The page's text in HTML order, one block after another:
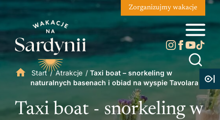
Zorganizujmy wakacje
Start/Atrakcje / Taxi boat – snorkeling w
naturalnych basenach i obiad na wyspie Tavolara
Taxi boat - snorkeling w